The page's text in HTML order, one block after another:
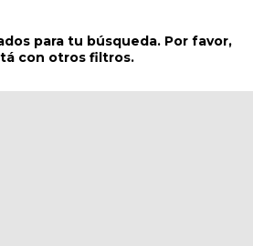
para tu búsqueda. Por favor,
con otros filtros.